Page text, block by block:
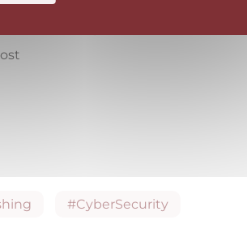
a 18:00 hod.)
#CyberSecurity